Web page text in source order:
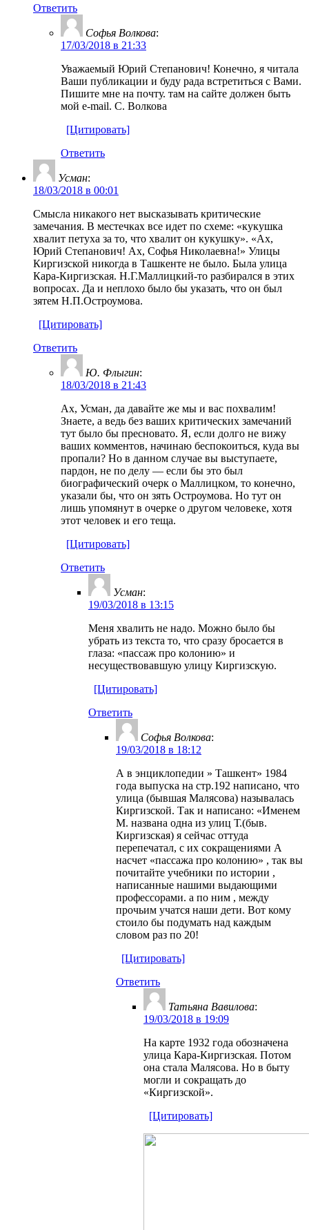
Ответить
Софья Волкова:
17/03/2018 в 21:33
Уважаемый Юрий Степанович! Конечно, я читала
Ваши публикации и буду рада встретиться с Вами.
Пишите мне на почту. там на сайте должен быть
мой e-mail. С. Волкова
[Цитировать]
Ответить
Усман:
18/03/2018 в 00:01
Смысла никакого нет высказывать критические
замечания. В местечках все идет по схеме: «кукушка
хвалит петуха за то, что хвалит он кукушку». «Ах,
Юрий Степанович! Ах, Софья Николаевна!» Улицы
Киргизской никогда в Ташкенте не было. Была улица
Кара-Киргизская. Н.Г.Маллицкий-то разбирался в этих
вопросах. Да и неплохо было бы указать, что он был
зятем Н.П.Остроумова.
[Цитировать]
Ответить
Ю. Флыгин:
18/03/2018 в 21:43
Ах, Усман, да давайте же мы и вас похвалим!
Знаете, а ведь без ваших критических замечаний
тут было бы пресновато. Я, если долго не вижу
ваших комментов, начинаю беспокоиться, куда вы
пропали? Но в данном случае вы выступаете,
пардон, не по делу — если бы это был
биографический очерк о Маллицком, то конечно,
указали бы, что он зять Остроумова. Но тут он
лишь упомянут в очерке о другом человеке, хотя
этот человек и его теща.
[Цитировать]
Ответить
Усман:
19/03/2018 в 13:15
Меня хвалить не надо. Можно было бы
убрать из текста то, что сразу бросается в
глаза: «пассаж про колонию» и
несуществовавшую улицу Киргизскую.
[Цитировать]
Ответить
Софья Волкова:
19/03/2018 в 18:12
А в энциклопедии » Ташкент» 1984
года выпуска на стр.192 написано, что
улица (бывшая Малясова) называлась
Киргизской. Так и написано: «Именем
М. названа одна из улиц Т.(быв.
Киргизская) я сейчас оттуда
перепечатал, с их сокращениями А
насчет «пассажа про колонию» , так вы
почитайте учебники по истории ,
написанные нашими выдающими
профессорами. а по ним , между
прочьим учатся наши дети. Вот кому
стоило бы подумать над каждым
словом раз по 20!
[Цитировать]
Ответить
Татьяна Вавилова:
19/03/2018 в 19:09
На карте 1932 года обозначена
улица Кара-Киргизская. Потом
она стала Малясова. Но в быту
могли и сокращать до
«Киргизской».
[Цитировать]